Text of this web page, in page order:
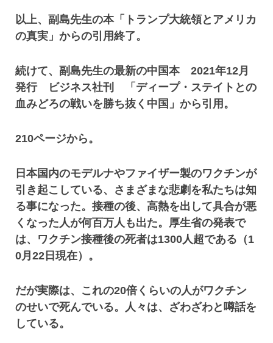
以上、副島先生の本「トランプ大統領とアメリカ
の真実」からの引用終了。
続けて、副島先生の最新の中国本 2021年12月
発行 ビジネス社刊 「ディープ・ステイトとの
血みどろの戦いを勝ち抜く中国」から引用。
210ページから。
日本国内のモデルナやファイザー製のワクチンが
引き起こしている、さまざまな悲劇を私たちは知
る事になった。接種の後、高熱を出して具合が悪
くなった人が何百万人も出た。厚生省の発表で
は、ワクチン接種後の死者は1300人超である（1
0月22日現在）。
だが実際は、これの20倍くらいの人がワクチン
のせいで死んでいる。人々は、ざわざわと噂話を
している。